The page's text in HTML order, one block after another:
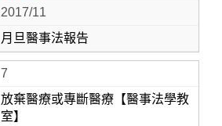
2017/11
月旦醫事法報告
7
放棄醫療或專斷醫療【醫事法學教
室】